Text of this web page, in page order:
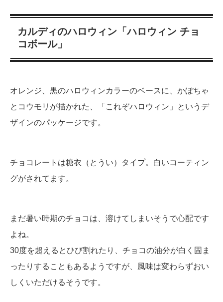
カルディのハロウィン「ハロウィン チョ
コボール」
オレンジ、黒のハロウィンカラーのベースに、かぼちゃ
とコウモリが描かれた、「これぞハロウィン」というデ
ザインのパッケージです。
チョコレートは糖衣（とうい）タイプ。白いコーティン
グがされてます。
まだ暑い時期のチョコは、溶けてしまいそうで心配です
よね。
30度を超えるとひび割れたり、チョコの油分が白く固ま
ったりすることもあるようですが、風味は変わらずおい
しくいただけるそうです。